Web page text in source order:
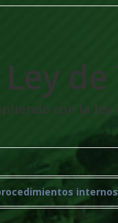
Ley
con la